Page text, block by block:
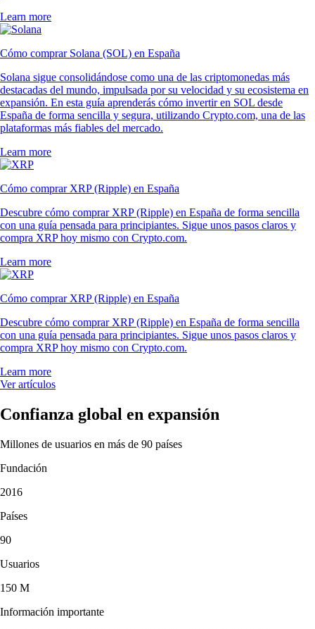
Learn more
Cómo comprar Solana (SOL) en España
Solana sigue consolidándose como una de las criptomonedas más
destacadas del mundo, impulsada por su velocidad y su ecosistema en
expansión. En esta guía aprenderás cómo invertir en SOL desde
España de forma sencilla y segura, utilizando Crypto.com, una de las
plataformas más fiables del mercado.
Learn more
Cómo comprar XRP (Ripple) en España
Descubre cómo comprar XRP (Ripple) en España de forma sencilla
con una guía pensada para principiantes. Sigue unos pasos claros y
compra XRP hoy mismo con Crypto.com.
Learn more
Cómo comprar XRP (Ripple) en España
Descubre cómo comprar XRP (Ripple) en España de forma sencilla
con una guía pensada para principiantes. Sigue unos pasos claros y
compra XRP hoy mismo con Crypto.com.
Learn more
Ver artículos
Confianza global en expansión
Millones de usuarios en más de 90 países
Fundación
2016
Países
90
Usuarios
150 M
Información importante